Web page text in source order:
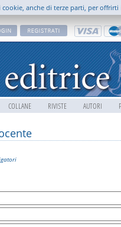
COLLANE RIVISTE AUTORI
cookie, anche di terze parti, per